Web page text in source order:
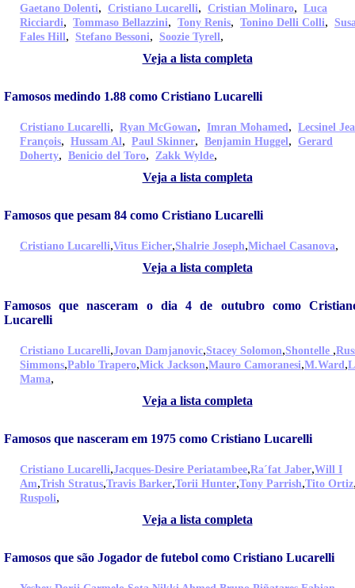
Gaetano Dolenti, Cristiano Lucarelli, Cristian Molinaro, Luca
Ricciardi, Tommaso Bellazzini, Tony Renis, Tonino Delli Colli,
Fales Hill, Stefano Bessoni, Soozie Tyrell,
Veja a lista completa
Famosos medindo 1.88 como Cristiano Lucarelli
Cristiano Lucarelli, Ryan McGowan, Imran Mohamed, Lecsinel
François, Hussam Al, Paul Skinner, Benjamin Huggel, Gerard
Doherty, Benicio del Toro, Zakk Wylde,
Veja a lista completa
Famosos que pesam 84 como Cristiano Lucarelli
Cristiano Lucarelli,Vitus Eicher,Shalrie Joseph,Michael Casanova,
Veja a lista completa
Famosos que nasceram o dia 4 de outubro como
Lucarelli
Cristiano Lucarelli,Jovan Damjanovic,Stacey Solomon,Shontelle ,
Simmons,Pablo Trapero,Mick Jackson,Mauro Camoranesi,M.Ward,
Mama,
Veja a lista completa
Famosos que nasceram em 1975 como Cristiano Lucarelli
Cristiano Lucarelli,Jacques-Desire Periatambee,Ra´fat Jaber,Will I
Am,Trish Stratus,Travis Barker,Torii Hunter,Tony Parrish,Tito Ortiz
Ruspoli,
Veja a lista completa
Famosos que são Jogador de futebol como Cristiano Lucarelli